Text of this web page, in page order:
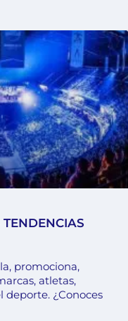
promociona,
atletas,
deporte. ¿Conoces